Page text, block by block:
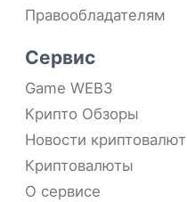
Правообладателям
Сервис
Game WEB3
Крипто Обзоры
Новости криптовалют
Криптовалюты
О сервисе